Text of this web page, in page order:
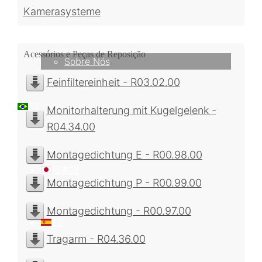
Sobre Nós
PT
日本語
ES
Kamerasysteme
Acessórios e Peças de Reposição
Feinfiltereinheit - R03.02.00
Monitorhalterung mit Kugelgelenk -
R04.34.00
Montagedichtung E - R00.98.00
Montagedichtung P - R00.99.00
Montagedichtung - R00.97.00
Tragarm - R04.36.00